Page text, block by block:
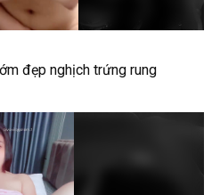
đẹp nghịch trứng rung